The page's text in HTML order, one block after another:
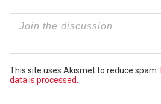
This site uses Akismet to reduce spam.
data is processed.